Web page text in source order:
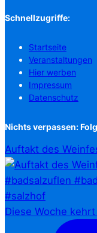
Schnellzugriffe:
Startseite
Veranstaltungen
Hier werben
Impressum
Datenschutz
Nichts verpassen:
Auftakt des
Diese Woche